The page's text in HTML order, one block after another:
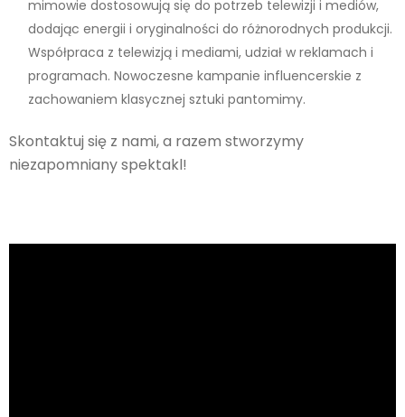
mimowie dostosowują się do potrzeb telewizji i mediów,
dodając energii i oryginalności do różnorodnych produkcji.
Współpraca z telewizją i mediami, udział w reklamach i
programach. Nowoczesne kampanie influencerskie z
zachowaniem klasycznej sztuki pantomimy.
Skontaktuj się z nami, a razem stworzymy
niezapomniany spektakl!